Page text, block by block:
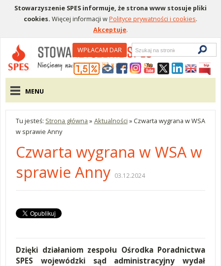
Stowarzyszenie SPES informuje, że strona www stosuje pliki
cookies. Więcej informacji wPolityce prywatności i cookies.
Akceptuje.
Menu pomocniczeWPŁACAM DAR
Wyszukiwarka
Menu główne
MENU
Tu jesteś: Strona główna » Aktualności » Czwarta wygrana w WSA
w sprawie Anny
Czwarta wygrana w WSA w
sprawie Anny 03.12.2024
Dzięki działaniom zespołu Ośrodka Poradnictwa
SPES wojewódzki sąd administracyjny wydał